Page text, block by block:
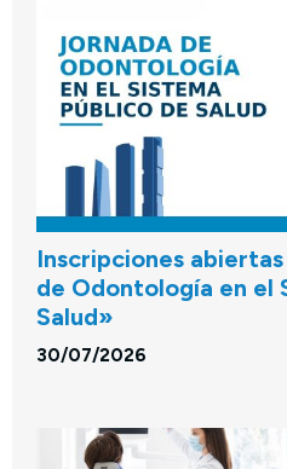
Inscripciones
de Odontología en el
Salud»
30/07/2026